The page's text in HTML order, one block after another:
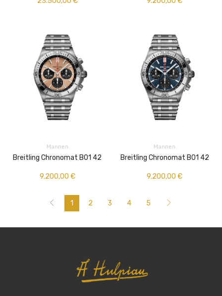
Mannen
Breitling Chronomat B01 42
9.200,00 €
Mannen
Breitling Chronomat B01 42
9.200,00 €
1 2 3 4 5